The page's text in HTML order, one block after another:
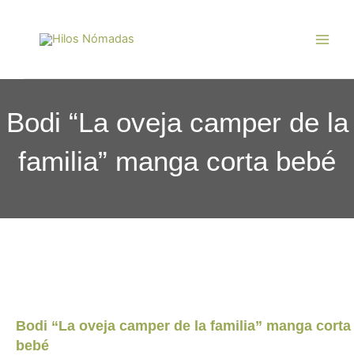
contenido
Bodi “La oveja camper de la
familia” manga corta bebé
Bodi “La oveja camper de la familia” manga corta
bebé